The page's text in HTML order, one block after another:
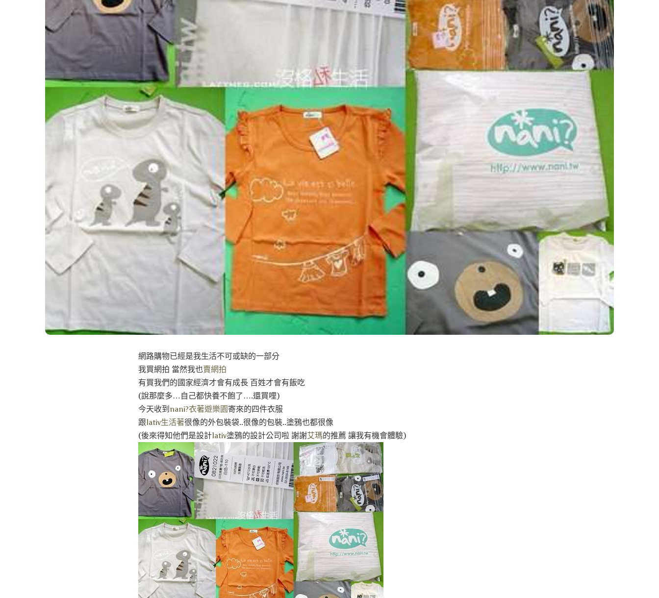
網路購物已經是我生活不可或缺的一部分
我買網拍 當然我也賣網拍
有買我們的國家經濟才會有成長 百姓才會有飯吃
(說那麼多…自己都快養不飽了….還買哩)
今天收到 nani?衣著遊樂園寄來的四件衣服
跟lativ生活著很像的外包裝袋..很像的包裝..塗鴉也都很像
(後來得知他們是設計lativ塗鴉的設計公司啦 謝謝艾瑪的推薦 讓我有機會體驗)